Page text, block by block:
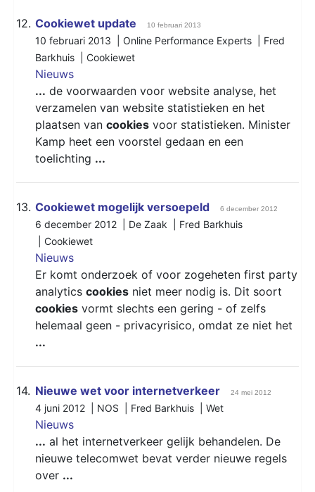
12. Cookiewet update 10 februari 2013
10 februari 2013 | Online Performance Experts | Fred
Barkhuis | Cookiewet
Nieuws
... de voorwaarden voor website analyse, het
verzamelen van website statistieken en het
plaatsen van cookies voor statistieken. Minister
Kamp heet een voorstel gedaan en een
toelichting ...
13. Cookiewet mogelijk versoepeld 6 december 2012
6 december 2012 | De Zaak | Fred Barkhuis
Cookiewet
Nieuws
Er komt onderzoek of voor zogeheten first party
analytics cookies niet meer nodig is. Dit soort
cookies vormt slechts een gering - of zelfs
helemaal geen - privacyrisico, omdat ze niet het
...
14. Nieuwe wet voor internetverkeer 24 mei 2012
4 juni 2012 | NOS | Fred Barkhuis | Wet
Nieuws
... al het internetverkeer gelijk behandelen. De
nieuwe telecomwet bevat verder nieuwe regels
over ...